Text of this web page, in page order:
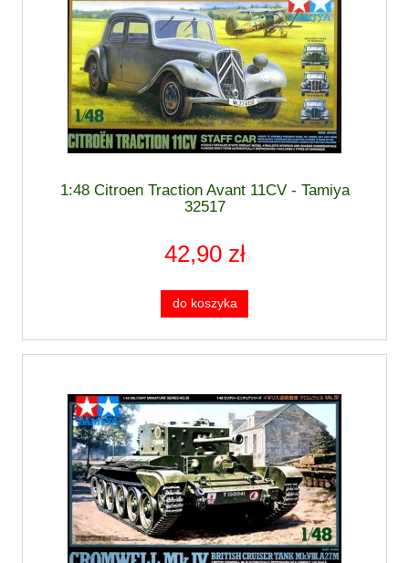
1:48 Citroen Traction Avant 11CV - Tamiya
32517
42,90 zł
do koszyka